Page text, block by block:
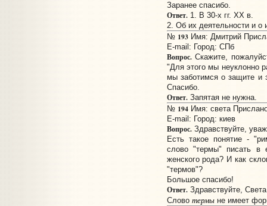
Заранее спасибо.
Ответ.1. В 30-х гг. ХХ в.
2. Об их деятельности и о
№ 193Имя: Дмитрий
E-mail: Город: СПб
Вопрос.Скажите,
"Для этого мы неуклонно
мы заботимся о защите и
Спасибо.
Ответ.Запятая не нужна.
№ 194Имя: света
E-mail: Город: киев
Вопрос.Здравствуйте,
Есть такое понятие -
слово "термы" писать в
женского рода? И как
"термов"?
Большое спасибо!
Ответ.Здравствуйте,
Слово термыне имеет